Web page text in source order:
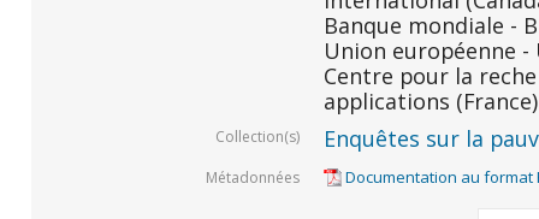
Banque mondiale -
Union européenne -
Centre pour la
applications
Collection(s) Enquêtes sur la
Métadonnées Documentation au format